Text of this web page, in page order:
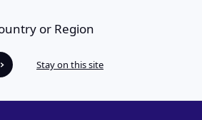
or Region
Stay on this site